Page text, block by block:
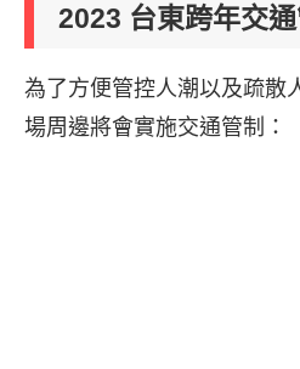
2023 台東跨年交通
為了方便管控人潮以及疏散
場周邊將會實施交通管制：